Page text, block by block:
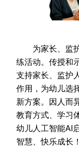
为家长、监护
练活动。传授和
支持家长、监护
作用，为幼儿选
新方案。因人而
教育方式、学习
幼儿人工智能AI
智慧、快乐成长！